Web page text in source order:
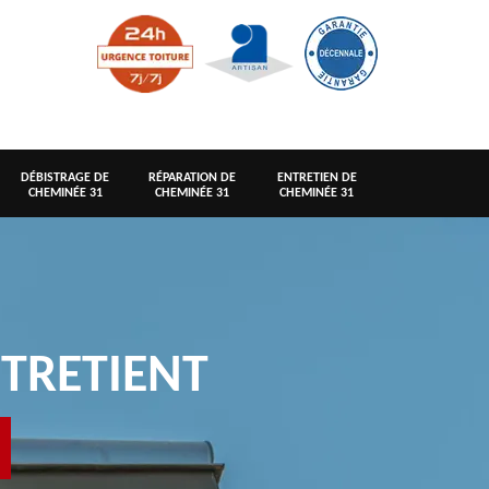
DÉBISTRAGE DE
CHEMINÉE 31
RÉPARATION DE
CHEMINÉE 31
ENTRETIEN DE
CHEMINÉE 31